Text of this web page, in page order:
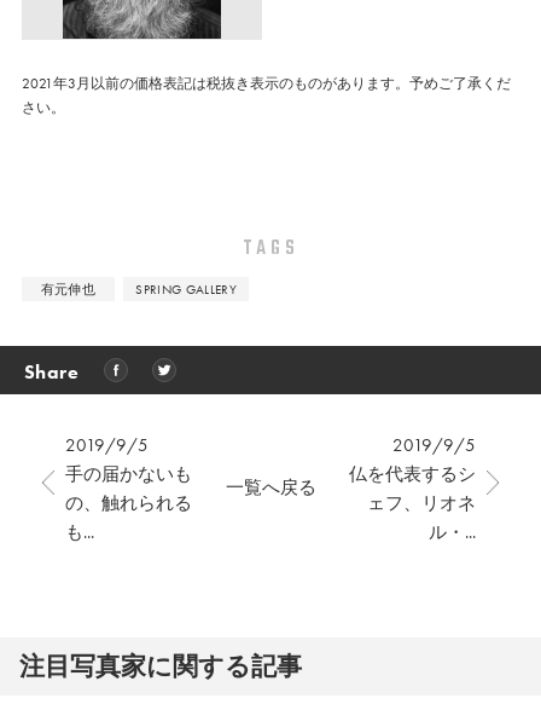
2021年3月以前の価格表記は税抜き表示のものがあります。予めご了承くだ
さい。
TAGS
有元伸也 SPRING GALLERY
Share
2019/9/5
手の届かないも
の、触れられる
も...
2019/9/5
仏を代表するシ
ェフ、リオネ
ル・...
一覧へ戻る
注⽬写真家に関する記事